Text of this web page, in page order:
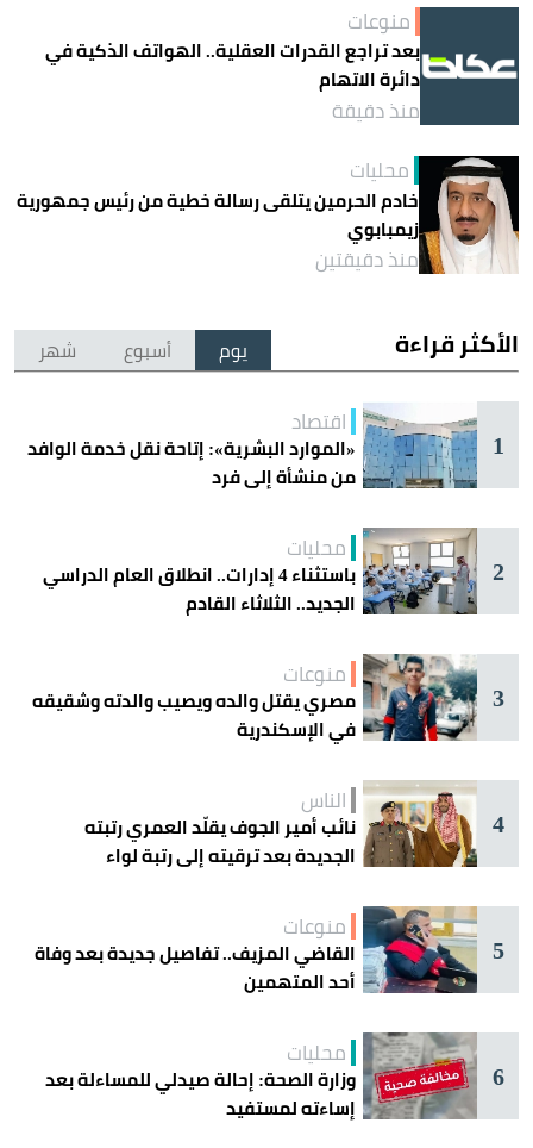
منوعات
بعد تراجع القدرات العقلية.. الهواتف الذكية في
دائرة الاتهام
منذ دقيقة
محليات
خادم الحرمين يتلقى رسالة خطية من رئيس جمهورية
زيمبابوي
منذ دقيقتين
الأكثر قراءة يوم أسبوع شهر
1
اقتصاد
«الموارد البشرية»: إتاحة نقل خدمة الوافد
من منشأة إلى فرد
2
محليات
باستثناء 4 إدارات.. انطلاق العام الدراسي
الجديد.. الثلاثاء القادم
3
منوعات
مصري يقتل والده ويصيب والدته وشقيقه
في الإسكندرية
4
الناس
نائب أمير الجوف يقلّد العمري رتبته
الجديدة بعد ترقيته إلى رتبة لواء
5
منوعات
القاضي المزيف.. تفاصيل جديدة بعد وفاة
أحد المتهمين
6
محليات
وزارة الصحة: إحالة صيدلي للمساءلة بعد
إساءته لمستفيد